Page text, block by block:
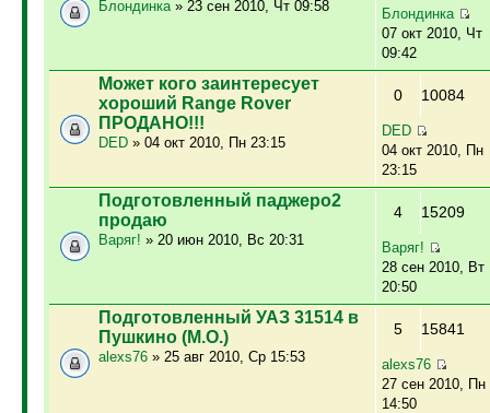
Блондинка» 23 сен 2010, Чт 09:58
Блондинка
07 окт 2010, Чт
09:42
Может кого заинтересует
хороший Range Rover
ПРОДАНО!!!
DED» 04 окт 2010, Пн 23:15
0 10084
DED
04 окт 2010, Пн
23:15
Подготовленный паджеро2
продаю
Варяг! » 20 июн 2010, Вс 20:31
4 15209
Варяг!
28 сен 2010, Вт
20:50
Подготовленный УАЗ 31514 в
Пушкино (М.О.)
alexs76» 25 авг 2010, Ср 15:53
5 15841
alexs76
27 сен 2010, Пн
14:50